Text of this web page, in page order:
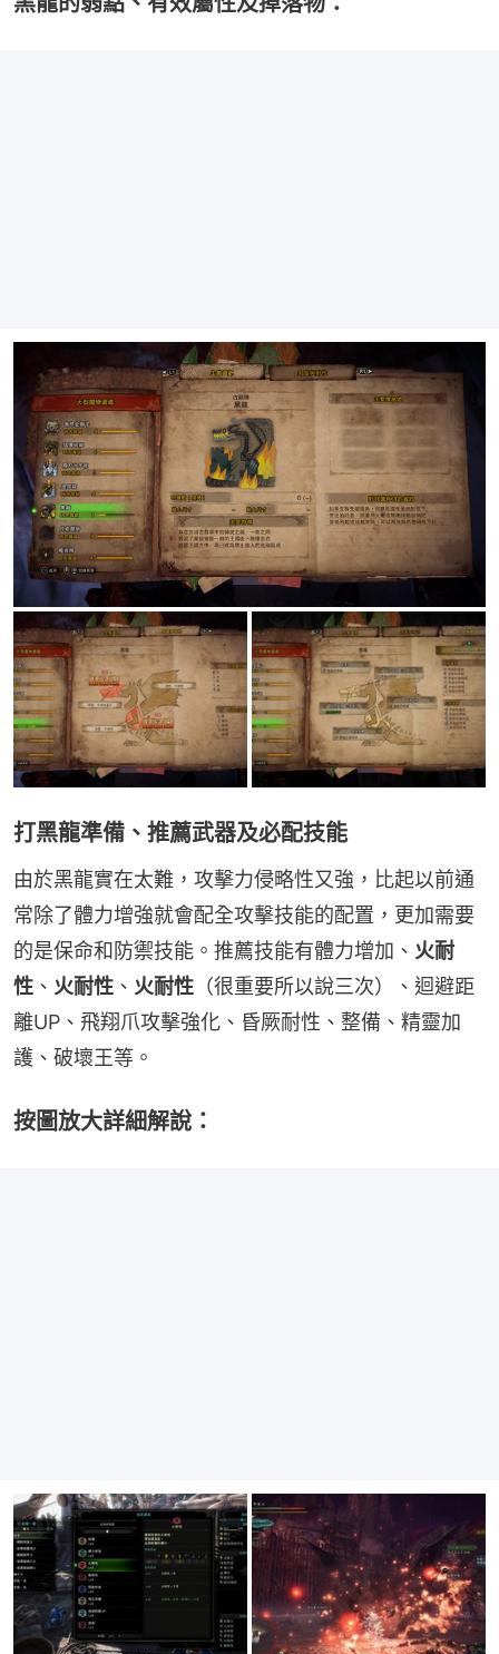
打黑龍準備、推薦武器及必配技能
由於黑龍實在太難，攻擊力侵略性又強，比起以前通
常除了體力增強就會配全攻擊技能的配置，更加需要
的是保命和防禦技能。推薦技能有體力增加、 火耐
性 、 火耐性 、 火耐性 （很重要所以說三次）、迴避距
離UP、飛翔爪攻擊強化、昏厥耐性、整備、精靈加
護、破壞王等。
按圖放大詳細解說：